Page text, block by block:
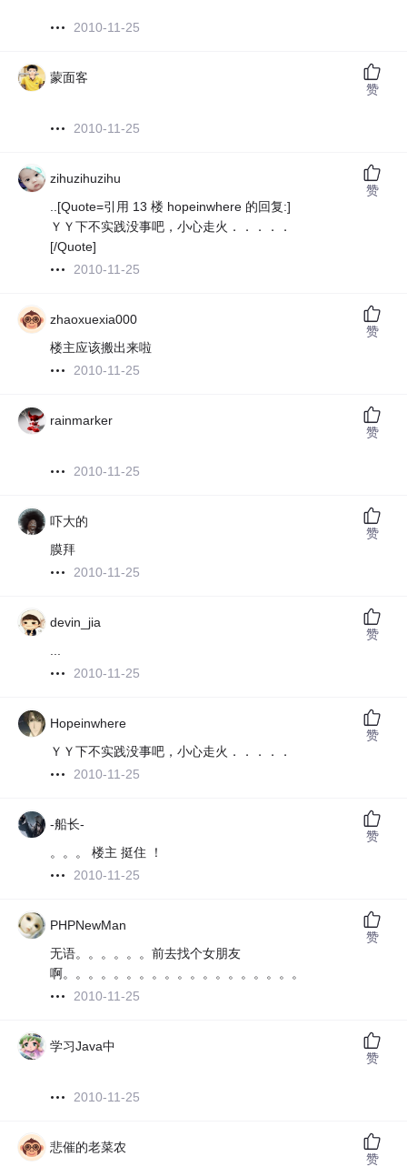
2010-11-25
蒙面客
2010-11-25
赞
zihuzihuzihu
..[Quote=引用 13 楼 hopeinwhere 的回复:]
ＹＹ下不实践没事吧，小心走火．．．．．
[/Quote]
2010-11-25
赞
zhaoxuexia000
楼主应该搬出来啦
2010-11-25
赞
rainmarker
2010-11-25
赞
吓大的
膜拜
2010-11-25
赞
devin_jia
...
2010-11-25
赞
Hopeinwhere
ＹＹ下不实践没事吧，小心走火．．．．．
2010-11-25
赞
-船长-
。。。 楼主 挺住 ！
2010-11-25
赞
PHPNewMan
无语。。。。。。前去找个女朋友
啊。。。。。。。。。。。。。。。。。。。
2010-11-25
赞
学习Java中
2010-11-25
赞
悲催的老菜农
赞